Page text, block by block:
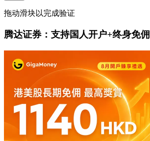
拖动滑块以完成验证
腾达证券：支持国人开户+终身免佣